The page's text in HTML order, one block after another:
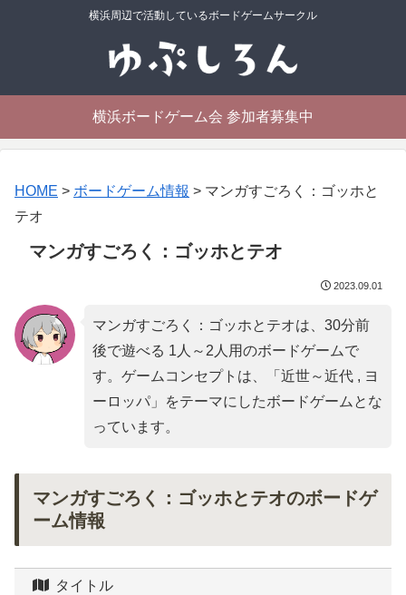
横浜周辺で活動しているボードゲームサークル
横浜ボードゲーム会 参加者募集中
HOME > ボードゲーム情報 > マンガすごろく：ゴッホと
テオ
マンガすごろく：ゴッホとテオ
2023.09.01
マンガすごろく：ゴッホとテオは、30分前
後で遊べる 1人～2人用のボードゲームで
す。ゲームコンセプトは、「 近世～近代 , ヨ
ーロッパ」をテーマにしたボードゲームとな
っています。
マンガすごろく：ゴッホとテオのボードゲ
ーム情報
タイトル